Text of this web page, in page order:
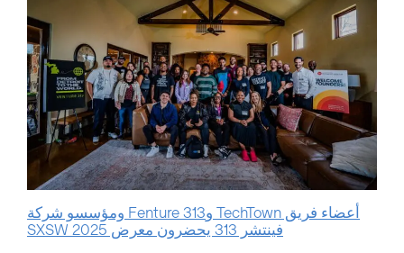
أعضاء فريق TechTown وFenture 313 ومؤسسو شركة
فينتشر 313 يحضرون معرض SXSW 2025